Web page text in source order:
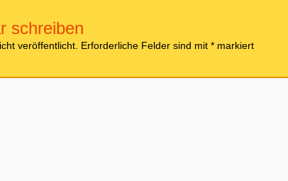
schreiben
veröffentlicht. Erforderliche Felder sind mit* markiert